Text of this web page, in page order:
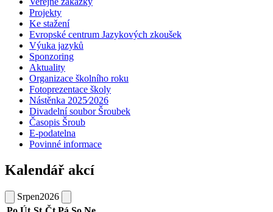
Projekty
Ke stažení
Evropské centrum Jazykových zkoušek
Výuka jazyků
Sponzoring
Aktuality
Organizace školního roku
Fotoprezentace školy
Nástěnka 2025⁄2026
Divadelní soubor Šroubek
Časopis Šroub
E-podatelna
Povinné informace
Kalendář akcí
Srpen2026